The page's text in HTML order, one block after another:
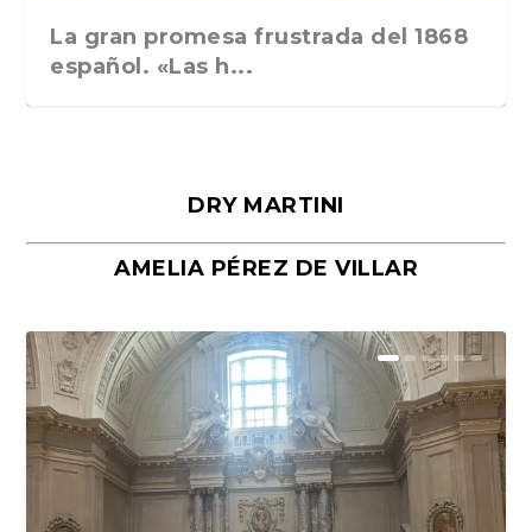
La gran promesa frustrada del 1868
español. «Las h...
Málaga, verso en azul, de Rafael
Porras y Salvador...
«La cocina hebrea. Alimentación
del pueblo judío e...
DRY MARTINI
AMELIA PÉREZ DE VILLAR